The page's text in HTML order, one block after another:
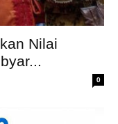
Nilai
0